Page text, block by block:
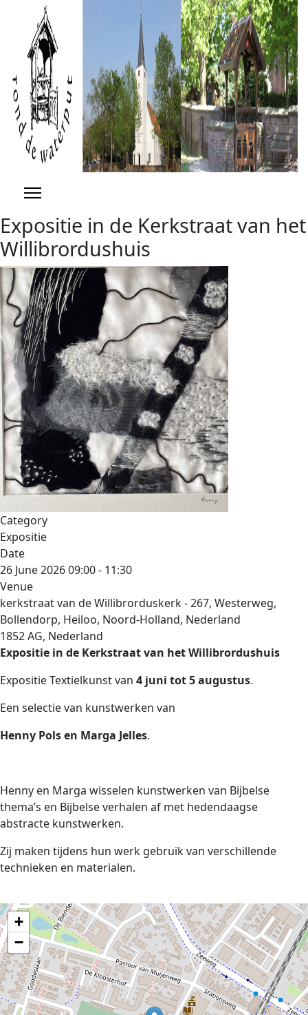
Expositie in de Kerkstraat van het
Willibrordushuis
Category
Expositie
Date
26 June 202609:00- 11:30
Venue
kerkstraat van de Willibrorduskerk - 267, Westerweg,
Bollendorp, Heiloo, Noord-Holland, Nederland
1852 AG, Nederland
Expositie in de Kerkstraat van het Willibrordushuis
Expositie Textielkunst van 4 juni tot 5 augustus.
Een selectie van kunstwerken van
Henny Pols en Marga Jelles.
Henny en Marga wisselen kunstwerken van Bijbelse
thema’s en Bijbelse verhalen af met hedendaagse
abstracte kunstwerken.
Zij maken tijdens hun werk gebruik van verschillende
technieken en materialen.
+
−
YearMonth
Year